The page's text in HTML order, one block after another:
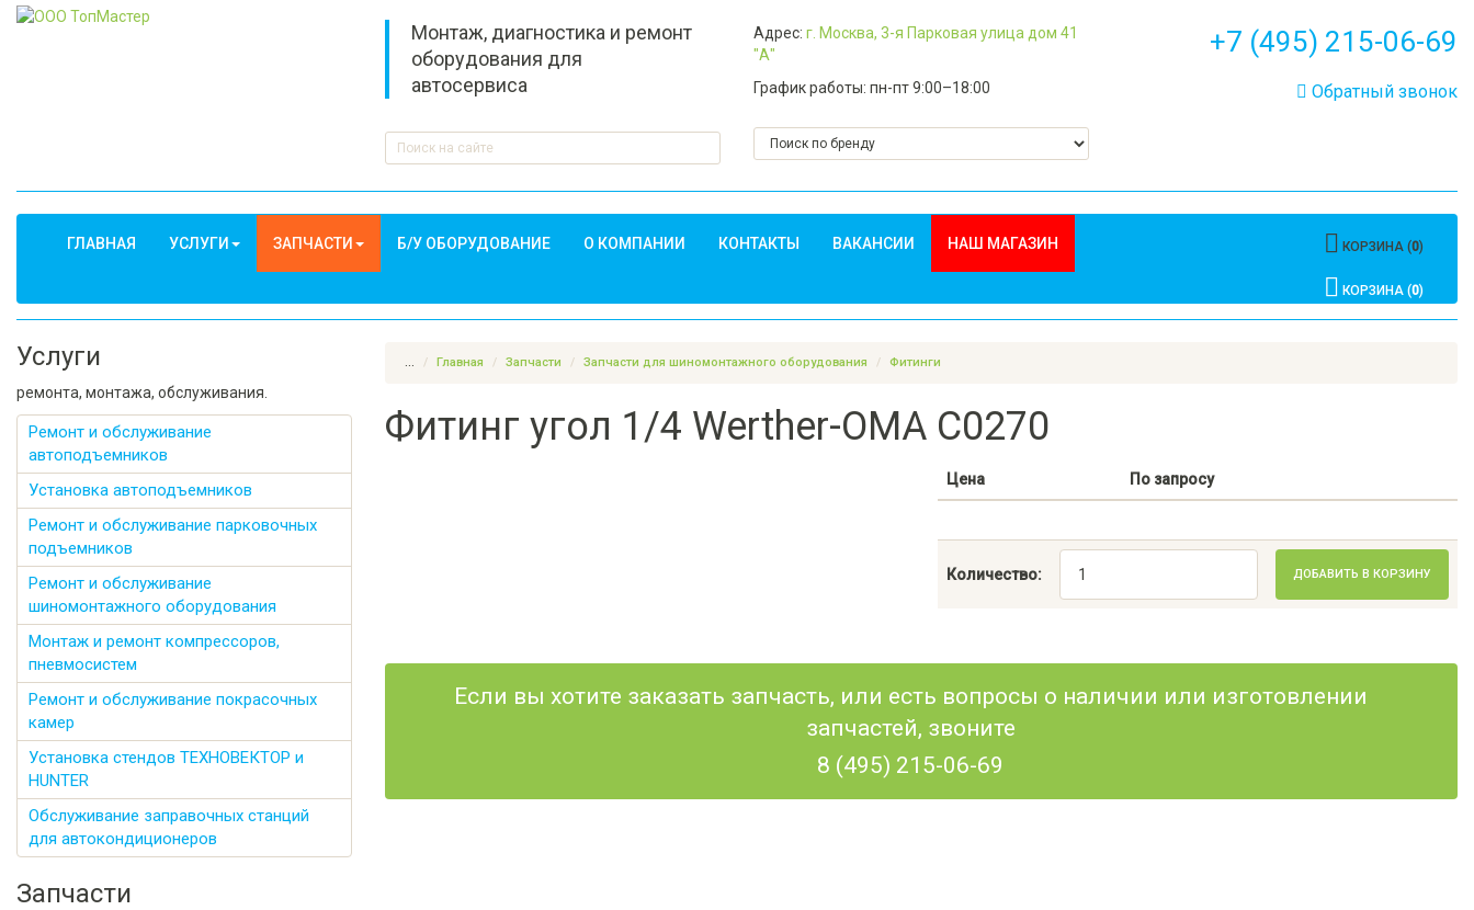
Монтаж, диагностика и ремонт
оборудования для
автосервиса
Адрес: г. Москва, 3-я Парковая улица дом 41
"А"
График работы: пн-пт 9:00–18:00
+7 (495) 215-06-69
Обратный звонок
ГЛАВНАЯ УСЛУГИ ЗАПЧАСТИ Б/У ОБОРУДОВАНИЕ О КОМПАНИИ КОНТАКТЫ ВАКАНСИИ НАШ МАГАЗИН КОРЗИНА (0)
КОРЗИНА (0)
Услуги
ремонта, монтажа, обслуживания.
Ремонт и обслуживание
автоподъемников
Установка автоподъемников
Ремонт и обслуживание парковочных
подъемников
Ремонт и обслуживание
шиномонтажного оборудования
Монтаж и ремонт компрессоров,
пневмосистем
Ремонт и обслуживание покрасочных
камер
Установка стендов ТЕХНОВЕКТОР и
HUNTER
Обслуживание заправочных станций
для автокондиционеров
Запчасти
... Главная Запчасти Запчасти для шиномонтажного оборудования Фитинги
Фитинг угол 1/4 Werther-OMA С0270
Цена По запросу
Количество: ДОБАВИТЬ В КОРЗИНУ
Если вы хотите заказать запчасть, или есть вопросы о наличии или изготовлении
запчастей, звоните
8 (495) 215-06-69